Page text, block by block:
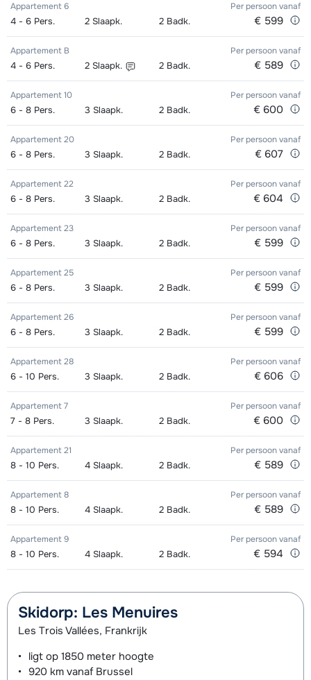
Goud (Sensation) Ski's + Schoenen
+ Stokken (8 dagen)
afhankelijk
van week
Goud (Sensation) Ski's + Stokken (8
dagen)
afhankelijk
van week
dagen)
van week
Zilver (Evolution) Ski's + Schoenen +
Stokken (8 dagen)
afhankelijk
van week
dagen)
van week
Zilver (Evolution) Schoenen (8
dagen)
afhankelijk
van week
Kampioen (Champion) Schoenen (8
afhankelijk
Toekomst (Espoir) Ski's + Schoenen
+ Stokken (8 dagen)
afhankelijk
van week
Toekomst (Espoir) Ski's + Stokken (8
dagen)
afhankelijk
van week
Toekomst (Espoir) Schoenen (8
dagen)
afhankelijk
van week
Mini Kid Ski's + Stokken + Schoenen
(8 dagen)
van week
Mini Kid Ski's + Stokken (8 dagen)
afhankelijk
van week
Mini Kid Schoenen (8 dagen)
afhankelijk
Zilver (Evolution) Snowboard (8
dagen)
afhankelijk
van week
Zilver (Evolution) Boots (8 dagen)
van week
Groepsles snowboard vanaf 5 jaar
's morgens - Beginner (0 weken)
afhankelijk
van week
Groepsles snowboard vanaf 5 jaar
's morgens - Gemiddeld (1-2 weken)
van week
Groepsles snowboard vanaf 5 jaar
's morgens - Gevorderd (min. 3
weken)
afhankelijk
van week
Groepsles ski Volwassene 's
middags - Beginner (0 weken)
afhankelijk
van week
Groepsles ski Volwassene 's
middags - Gemiddeld (1-3 weken)
afhankelijk
Groepsles ski Volwassene 's
middags- Gevorderd (min. 3 weken)
van week
Groepsles ski Kind (5 - 13 jaar) 's
middags - Beginner (0-1 week)
afhankelijk
van week
Groepsles ski Kind (5 - 13 jaar) 's
middags - Gemiddeld (2-4 weken)
afhankelijk
van week
Groepsles ski Kind (5 - 13 jaar) 's
middags - Gevorderd (min. 4 weken)
afhankelijk
van week
Groepsles snowboard vanaf 5 jaar
's middags - Beginner (0 weken)
afhankelijk
van week
Groepsles snowboard vanaf 5 jaar
's middags - Gemiddeld (1-2 weken)
afhankelijk
van week
Groepsles snowboard vanaf 5 jaar
's middags - Gevorderd (min. 3
weken)
afhankelijk
Appartement 6 Per persoonvanaf
4 - 6 Pers. 2 Slaapk. 2 Badk. € 599
Appartement B Per persoonvanaf
4 - 6 Pers. 2 Slaapk. 2 Badk. € 589
Appartement 10 Per persoonvanaf
6 - 8 Pers. 3 Slaapk. 2 Badk. € 600
Appartement 20 Per persoonvanaf
6 - 8 Pers. 3 Slaapk. 2 Badk. € 607
Appartement 22 Per persoonvanaf
6 - 8 Pers. 3 Slaapk. 2 Badk. € 604
Appartement 23 Per persoonvanaf
6 - 8 Pers. 3 Slaapk. 2 Badk. € 599
Appartement 25 Per persoonvanaf
6 - 8 Pers. 3 Slaapk. 2 Badk. € 599
Appartement 26 Per persoonvanaf
6 - 8 Pers. 3 Slaapk. 2 Badk. € 599
Appartement 28 Per persoonvanaf
6 - 10 Pers. 3 Slaapk. 2 Badk. € 606
Appartement 7 Per persoonvanaf
7 - 8 Pers. 3 Slaapk. 2 Badk. € 600
Appartement 21 Per persoonvanaf
8 - 10 Pers. 4 Slaapk. 2 Badk. € 589
Appartement 8 Per persoonvanaf
8 - 10 Pers. 4 Slaapk. 2 Badk. € 589
Appartement 9 Per persoonvanaf
8 - 10 Pers. 4 Slaapk. 2 Badk. € 594
Skidorp: Les Menuires
Les Trois Vallées, Frankrijk
ligt op 1850 meter hoogte
920 km vanaf Brussel